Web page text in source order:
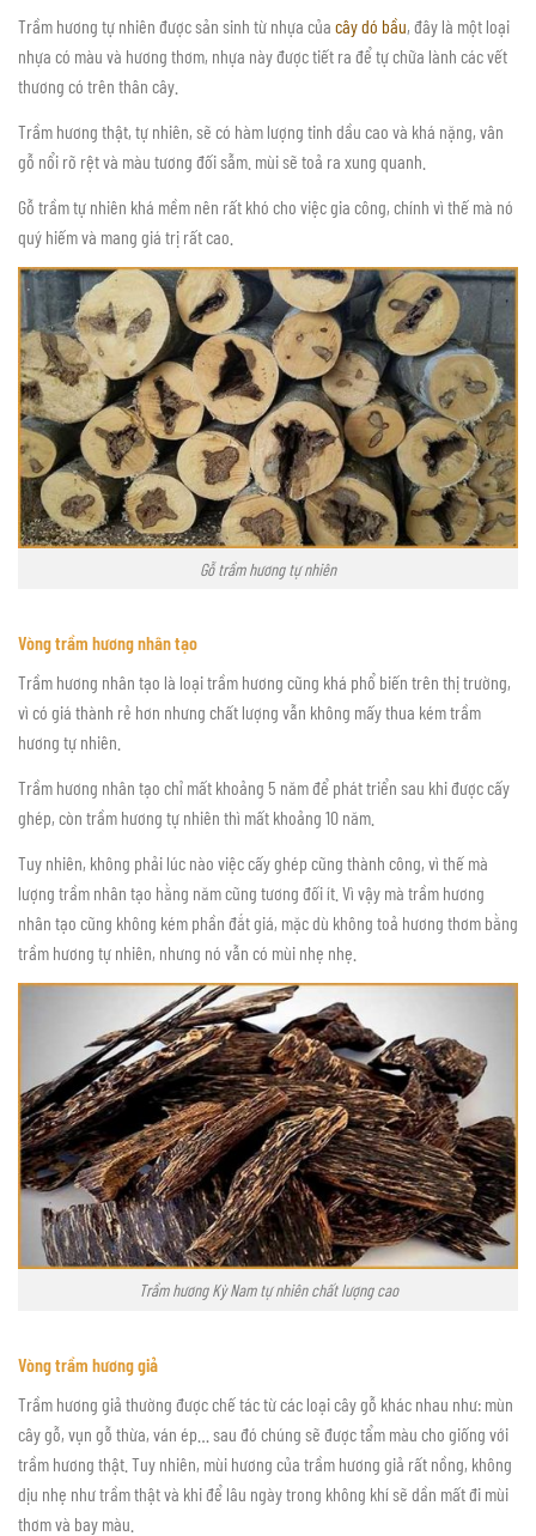
Trầm hương tự nhiên được sản sinh từ nhựa của cây dó bầu, đây là một loại
nhựa có màu và hương thơm, nhựa này được tiết ra để tự chữa lành các vết
thương có trên thân cây.
Trầm hương thật, tự nhiên, sẽ có hàm lượng tinh dầu cao và khá nặng, vân
gỗ nổi rõ rệt và màu tương đối sẫm. mùi sẽ toả ra xung quanh.
Gỗ trầm tự nhiên khá mềm nên rất khó cho việc gia công, chính vì thế mà nó
quý hiếm và mang giá trị rất cao.
Gỗ trầm hương tự nhiên
Vòng trầm hương nhân tạo
Trầm hương nhân tạo là loại trầm hương cũng khá phổ biến trên thị trường,
vì có giá thành rẻ hơn nhưng chất lượng vẫn không mấy thua kém trầm
hương tự nhiên.
Trầm hương nhân tạo chỉ mất khoảng 5 năm để phát triển sau khi được cấy
ghép, còn trầm hương tự nhiên thì mất khoảng 10 năm.
Tuy nhiên, không phải lúc nào việc cấy ghép cũng thành công, vì thế mà
lượng trầm nhân tạo hằng năm cũng tương đối ít. Vì vậy mà trầm hương
nhân tạo cũng không kém phần đắt giá, mặc dù không toả hương thơm bằng
trầm hương tự nhiên, nhưng nó vẫn có mùi nhẹ nhẹ.
Trầm hương Kỳ Nam tự nhiên chất lượng cao
Vòng trầm hương giả
Trầm hương giả thường được chế tác từ các loại cây gỗ khác nhau như: mùn
cây gỗ, vụn gỗ thừa, ván ép… sau đó chúng sẽ được tẩm màu cho giống với
trầm hương thật. Tuy nhiên, mùi hương của trầm hương giả rất nồng, không
dịu nhẹ như trầm thật và khi để lâu ngày trong không khí sẽ dần mất đi mùi
thơm và bay màu.